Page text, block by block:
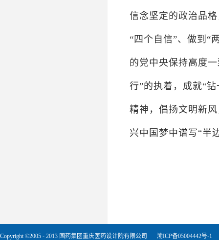
信念坚定的政治品
“四个自信”、做到“
的党中央保持高度
行”的执着，成就“
精神，倡扬文明新
兴中国梦中谱写“半
Copyright ©2005 - 2013 国药集团重庆医药设计院有限公司 渝ICP备05004442号-1